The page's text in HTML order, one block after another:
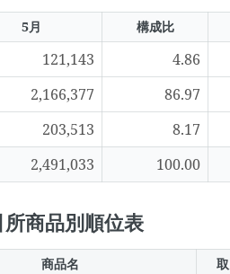
5月 構成比
121,143 4.86
2,166,377 86.97
203,513 8.17
2,491,033 100.00
商品別順位表
商品名